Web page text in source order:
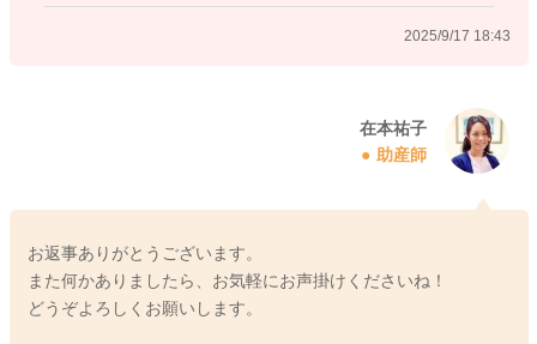
育児に対して真面目になさろうとする方であればあるほど、
ても、ママさんが、少しでも楽に笑っていられる育児や家事な
ど抜けるところは手を抜いて、助けてもらうところは助けを求
り、悪影響が著明に出ることは通常考えにくいです。
ご安心くださいね。
今後も、育児が辛く感情が不安定になることが頻繁になってき
2025/9/17 18:43
在本祐子
助産師
お返事ありがとうございます。
また何かありましたら、お気軽にお声掛けくださいね！
どうぞよろしくお願いします。